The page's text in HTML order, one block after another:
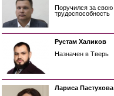
Поручился за свою
трудоспособность
Рустам Халиков
Назначен в Тверь
Лариса Пастухова